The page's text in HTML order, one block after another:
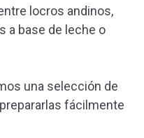
locros andinos,
a base de leche o
una selección de
fácilmente